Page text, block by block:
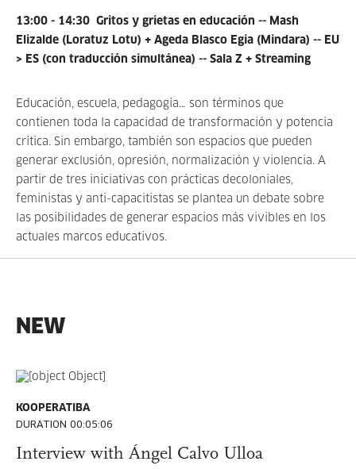
13:00 - 14:30 Gritos y grietas en educación -- Mash
Elizalde (Loratuz Lotu) + Ageda Blasco Egia (Mindara) -- EU
> ES (con traducción simultánea) -- Sala Z + Streaming
Educación, escuela, pedagogía… son términos que
contienen toda la capacidad de transformación y potencia
crítica. Sin embargo, también son espacios que pueden
generar exclusión, opresión, normalización y violencia. A
partir de tres iniciativas con prácticas decoloniales,
feministas y anti-capacitistas se plantea un debate sobre
las posibilidades de generar espacios más vivibles en los
actuales marcos educativos.
NEW
KOOPERATIBA
DURATION 00:05:06
Interview with Ángel Calvo Ulloa